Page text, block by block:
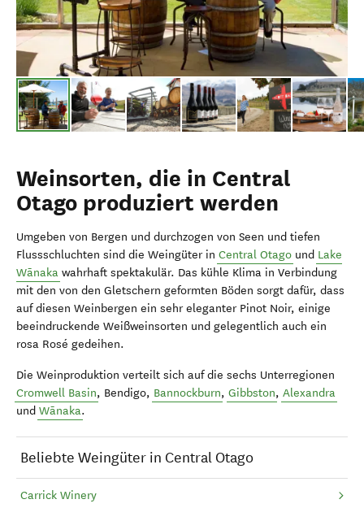
Weinsorten, die in Central
Otago produziert werden
Umgeben von Bergen und durchzogen von Seen und tiefen
Flussschluchten sind die Weingüter in Central Otago und Lake
Wānaka wahrhaft spektakulär. Das kühle Klima in Verbindung
mit den von den Gletschern geformten Böden sorgt dafür, dass
auf diesen Weinbergen ein sehr eleganter Pinot Noir, einige
beeindruckende Weißweinsorten und gelegentlich auch ein
rosa Rosé gedeihen.
Die Weinproduktion verteilt sich auf die sechs Unterregionen
Cromwell Basin, Bendigo, Bannockburn, Gibbston, Alexandra
und Wānaka.
Beliebte Weingüter in Central Otago
Carrick Winery